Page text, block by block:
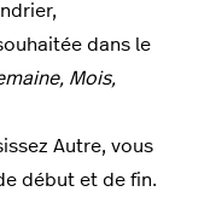
dans le
Mois,
Autre, vous
début et de fin.